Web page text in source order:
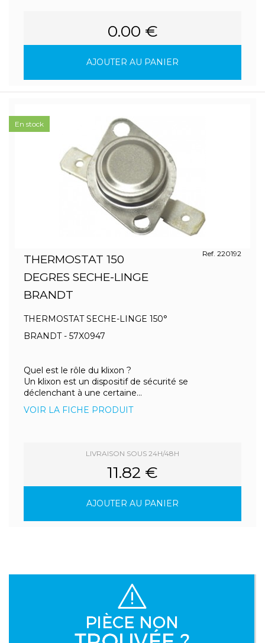
0.00 €
AJOUTER AU PANIER
THERMOSTAT 150
DEGRES SECHE-LINGE
BRANDT
Ref. 220192
THERMOSTAT SECHE-LINGE 150°
BRANDT - 57X0947
Quel est le rôle du klixon ?
Un klixon est un dispositif de sécurité se
déclenchant à une certaine...
VOIR LA FICHE PRODUIT
LIVRAISON SOUS 24H/48H
11.82 €
AJOUTER AU PANIER
En stock